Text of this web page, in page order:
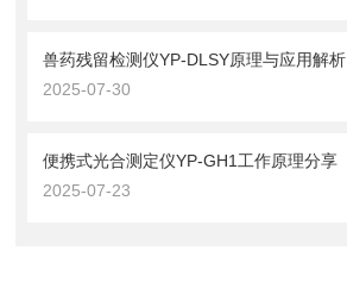
兽药残留检测仪YP-DLSY原理与应用解析
2025-07-30
便携式光合测定仪YP-GH1工作原理分享
2025-07-23